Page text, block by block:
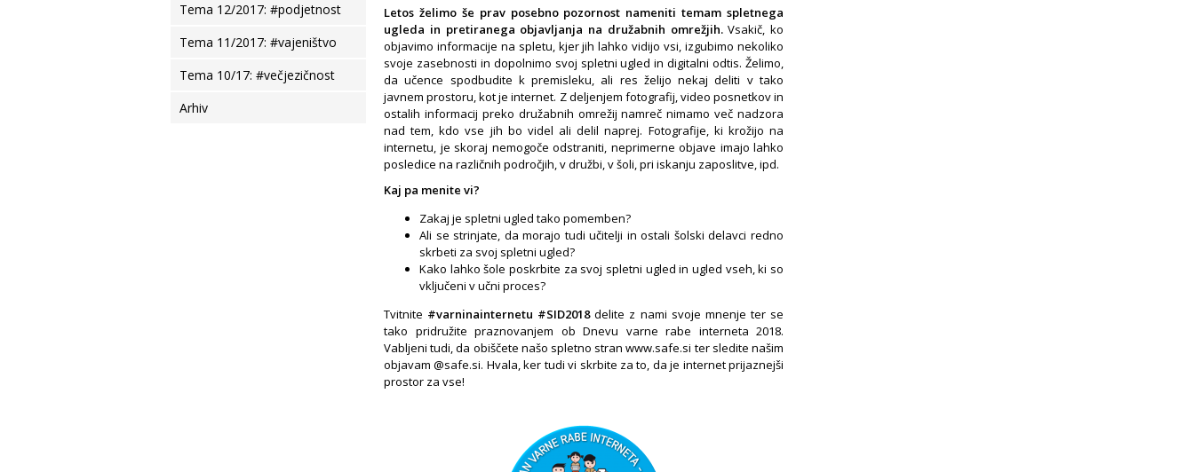
Tema 12/2017: #podjetnost
Tema 11/2017: #vajeništvo
Tema 10/17: #večjezičnost
Arhiv
Letos želimo še prav posebno pozornost nameniti temam spletnega
ugleda in pretiranega objavljanja na družabnih omrežjih.Vsakič, ko
objavimo informacije na spletu, kjer jih lahko vidijo vsi, izgubimo nekoliko
svoje zasebnosti in dopolnimo svoj spletni ugled in digitalni odtis. Želimo,
da učence spodbudite k premisleku, ali res želijo nekaj deliti v tako
javnem prostoru, kot je internet. Z deljenjem fotografij, video posnetkov in
ostalih informacij preko družabnih omrežij namreč nimamo več nadzora
nad tem, kdo vse jih bo videl ali delil naprej. Fotografije, ki krožijo na
internetu, je skoraj nemogoče odstraniti, neprimerne objave imajo lahko
posledice na različnih področjih, v družbi, v šoli, pri iskanju zaposlitve, ipd.
Kaj pa menite vi?
Zakaj je spletni ugled tako pomemben?
Ali se strinjate, da morajo tudi učitelji in ostali šolski delavci redno
skrbeti za svoj spletni ugled?
Kako lahko šole poskrbite za svoj spletni ugled in ugled vseh, ki so
vključeni v učni proces?
Tvitnite #varninainternetu #SID2018delite z nami svoje mnenje ter se
tako pridružite praznovanjem ob Dnevu varne rabe interneta 2018.
Vabljeni tudi, da obiščete našo spletno stran www.safe.si ter sledite našim
objavam @safe.si. Hvala, ker tudi vi skrbite za to, da je internet prijaznejši
prostor za vse!